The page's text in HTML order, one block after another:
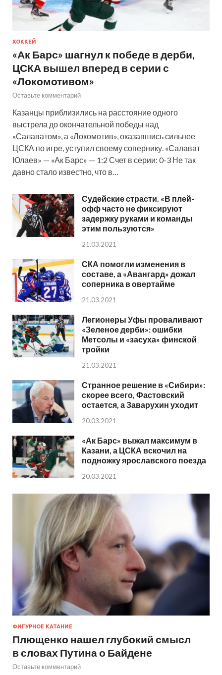
ХОККЕЙ
«Ак Барс» шагнул к победе в дерби,
ЦСКА вышел вперед в серии с
«Локомотивом»
Оставьте комментарий
Казанцы приблизились на расстояние одного
выстрела до окончательной победы над
«Салаватом», а «Локомотив», оказавшись сильнее
ЦСКА по игре, уступил своему сопернику. «Салават
Юлаев» — «Ак Барс» — 1:2 Счет в серии: 0-3 Не так
давно стало известно, что в…
Судейские страсти. «В плей-
офф часто не фиксируют
задержку руками и команды
этим пользуются»
21.03.2021
СКА помогли изменения в
составе, а «Авангард» дожал
соперника в овертайме
21.03.2021
Легионеры Уфы проваливают
«Зеленое дерби»: ошибки
Метсолы и «засуха» финской
тройки
21.03.2021
Странное решение в «Сибири»:
скорее всего, Фастовский
остается, а Заварухин уходит
20.03.2021
«Ак Барс» выжал максимум в
Казани, а ЦСКА вскочил на
подножку ярославского поезда
20.03.2021
ФИГУРНОЕ КАТАНИЕ
Плющенко нашел глубокий смысл
в словах Путина о Байдене
Оставьте комментарий